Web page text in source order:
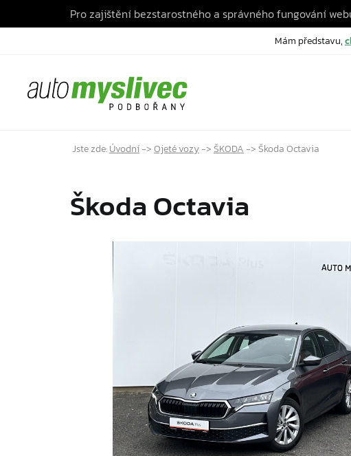
Pro zajištění bezstarostného a správného fungování
Mám představu,
Jste zde:Úvodní->Ojeté vozy->ŠKODA->Škoda Octavia
Škoda Octavia